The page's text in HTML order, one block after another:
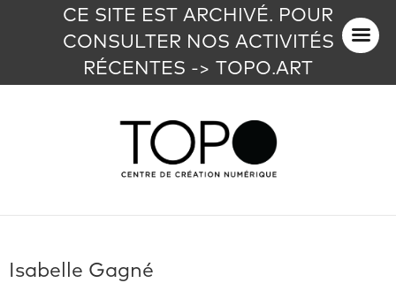
CE SITE EST ARCHIVÉ. POUR
CONSULTER NOS ACTIVITÉS
RÉCENTES -> TOPO.ART
Isabelle Gagné